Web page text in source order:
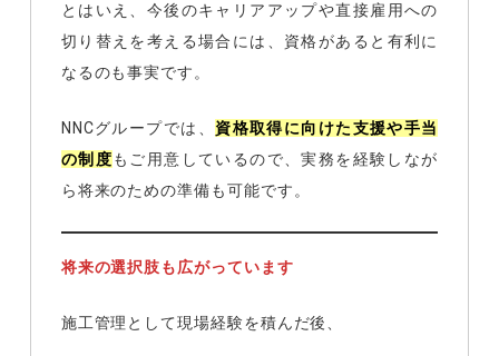
とはいえ、今後のキャリアアップや直接雇用への
切り替えを考える場合には、資格があると有利に
なるのも事実です。
NNCグループでは、 資格取得に向けた支援や手当
の制度もご用意しているので、実務を経験しなが
ら将来のための準備も可能です。
将来の選択肢も広がっています
施工管理として現場経験を積んだ後、